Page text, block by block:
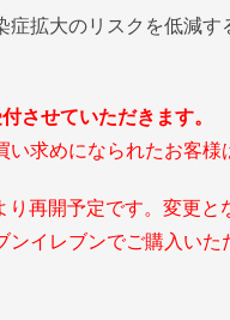
症拡大のリスクを低減
させていただきます。
求めになられたお客様
り再開予定です。変更
ンイレブンでご購入い